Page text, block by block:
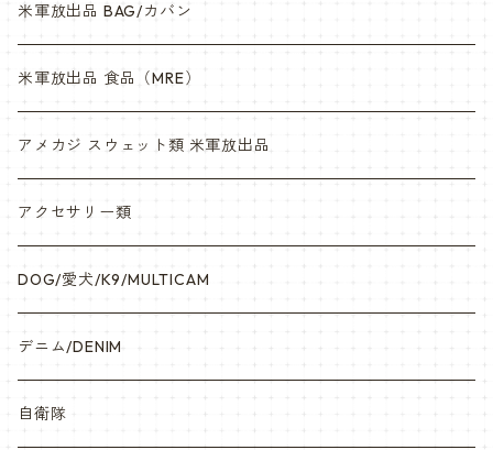
米軍放出品 BAG/カバン
米軍放出品 食品（MRE）
アメカジ スウェット類 米軍放出品
アクセサリー類
DOG/愛犬/K9/MULTICAM
デニム/DENIM
自衛隊